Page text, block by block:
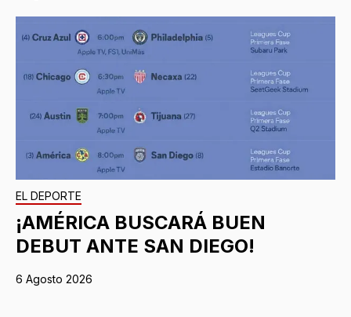
EL DEPORTE
¡AMÉRICA BUSCARÁ BUEN
DEBUT ANTE SAN DIEGO!
6 Agosto 2026